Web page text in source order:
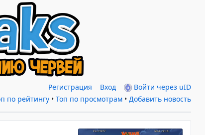
Регистрация Вход
Войти через uID
по рейтингу • Топ по просмотрам • Добавить новость